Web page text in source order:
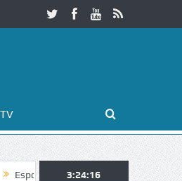
Galaicofolia atrai mais de 25 mil
3:24:17